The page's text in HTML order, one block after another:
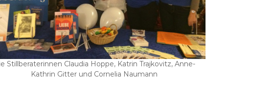
Stillberaterinnen Claudia Hoppe, Katrin Trajkovitz, Anne-
Kathrin Gitter und Cornelia Naumann